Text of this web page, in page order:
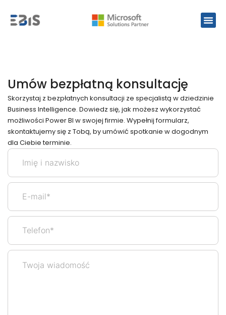
Umów bezpłatną konsultację
Skorzystaj z bezpłatnych konsultacji ze specjalistą w dziedzinie
Business Intelligence. Dowiedz się, jak możesz wykorzystać
możliwości Power BI w swojej firmie. Wypełnij formularz,
skontaktujemy się z Tobą, by umówić spotkanie w dogodnym
dla Ciebie terminie.